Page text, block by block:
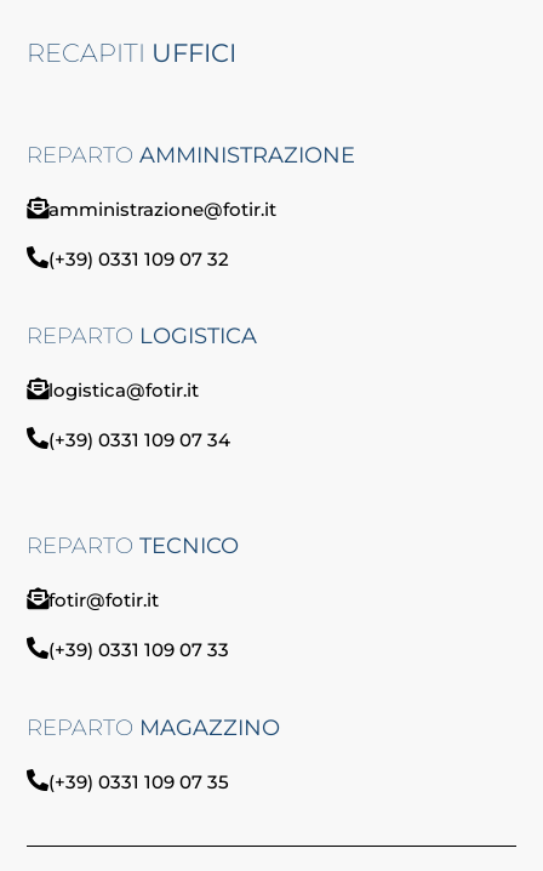
RECAPITI UFFICI
REPARTOAMMINISTRAZIONE
amministrazione@fotir.it
(+39) 0331 109 07 32
REPARTO LOGISTICA
logistica@fotir.it
(+39) 0331 109 07 34
REPARTOTECNICO
fotir@fotir.it
(+39) 0331 109 07 33
REPARTO MAGAZZINO
(+39) 0331 109 07 35